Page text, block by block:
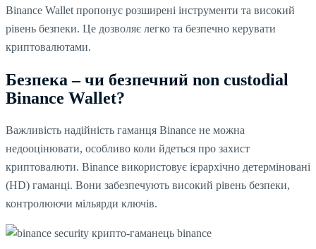
Binance Wallet пропонує розширені інструменти та високий
рівень безпеки. Це дозволяє легко та безпечно керувати
криптовалютами.
Безпека – чи безпечний non custodial
Binance Wallet?
Важливість надійність гаманця Binance не можна
недооцінювати, особливо коли йдеться про захист
криптовалюти. Binance використовує ієрархічно детерміновані
(HD) гаманці. Вони забезпечують високий рівень безпеки,
контролюючи мільярди ключів.